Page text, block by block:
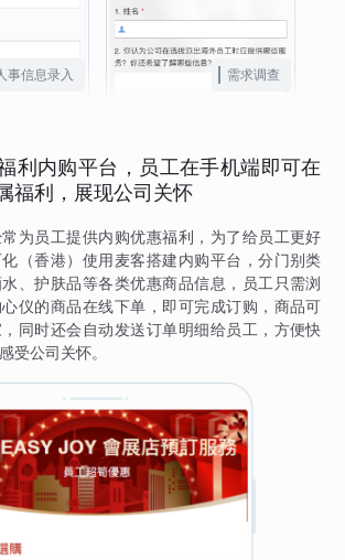
事信息录入 需求调查
利内购平台，员工在手机端即可在
福利，展现公司关怀
为员工提供内购优惠福利，为了给员工更好
（香港）使用麦客搭建内购平台，分门别类
、护肤品等各类优惠商品信息，员工只需浏
仪的商品在线下单，即可完成订购，商品可
同时还会自动发送订单明细给员工，方便快
受公司关怀。